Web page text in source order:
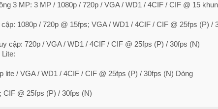
3 MP: 3 MP / 1080p / 720p / VGA / WD1 / 4CIF / CIF @ 15
1080p / 720p @ 15fps; VGA / WD1 / 4CIF / CIF @ 25fps (P) /
cập: 720p / VGA / WD1 / 4CIF / CIF @ 25fps (P) / 30fps (N)
Lite:
lite / VGA / WD1 / 4CIF / CIF @ 25fps (P) / 30fps (N) Dòng
CIF @ 25fps (P) / 30fps (N)